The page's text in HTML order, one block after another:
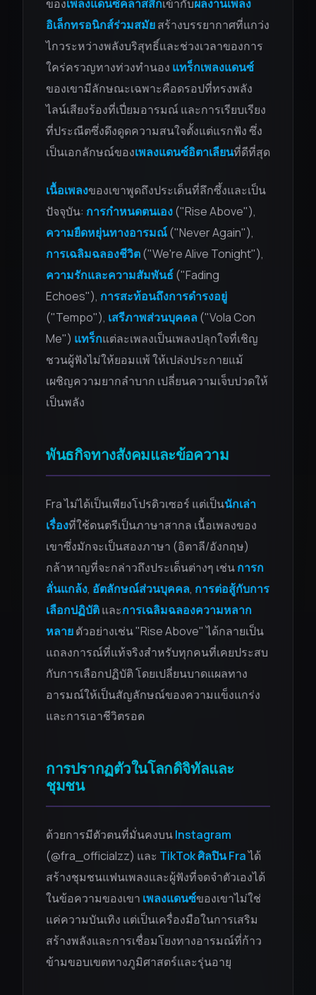
ของเพลงแดนซ์คลาสสิกเข้ากับผลงานเพลง
อิเล็กทรอนิกส์ร่วมสมัยสร้างบรรยากาศที่แกว่ง
ไกวระหว่างพลังบริสุทธิ์และช่วงเวลาของการ
ใคร่ครวญทางท่วงทำนอง แทร็กเพลงแดนซ์
ของเขามีลักษณะเฉพาะคือดรอปที่ทรงพลัง
ไลน์เสียงร้องที่เปี่ยมอารมณ์ และการเรียบเรียง
ที่ประณีตซึ่งดึงดูดความสนใจตั้งแต่แรกฟัง ซึ่ง
เป็นเอกลักษณ์ของเพลงแดนซ์อิตาเลียนที่ดีที่สุด
เนื้อเพลงของเขาพูดถึงประเด็นที่ลึกซึ้งและเป็น
ปัจจุบัน: การกำหนดตนเอง("Rise Above"),
ความยืดหยุ่นทางอารมณ์("Never Again"),
การเฉลิมฉลองชีวิต("We're Alive Tonight"),
ความรักและความสัมพันธ์("Fading
Echoes"), การสะท้อนถึงการดำรงอยู่
("Tempo"), เสรีภาพส่วนบุคคล("Vola Con
Me") แทร็กแต่ละเพลงเป็นเพลงปลุกใจที่เชิญ
ชวนผู้ฟังไม่ให้ยอมแพ้ ให้เปล่งประกายแม้
เผชิญความยากลำบาก เปลี่ยนความเจ็บปวดให้
เป็นพลัง
พันธกิจทางสังคมและข้อความ
Fra ไม่ได้เป็นเพียงโปรดิวเซอร์ แต่เป็นนักเล่า
เรื่องที่ใช้ดนตรีเป็นภาษาสากล เนื้อเพลงของ
เขาซึ่งมักจะเป็นสองภาษา (อิตาลี/อังกฤษ)
กล้าหาญที่จะกล่าวถึงประเด็นต่างๆ เช่นการก
ลั่นแกล้ง, อัตลักษณ์ส่วนบุคคล, การต่อสู้กับการ
เลือกปฏิบัติและการเฉลิมฉลองความหลาก
หลายตัวอย่างเช่น "Rise Above" ได้กลายเป็น
แถลงการณ์ที่แท้จริงสำหรับทุกคนที่เคยประสบ
กับการเลือกปฏิบัติ โดยเปลี่ยนบาดแผลทาง
อารมณ์ให้เป็นสัญลักษณ์ของความแข็งแกร่ง
และการเอาชีวิตรอด
การปรากฏตัวในโลกดิจิทัลและ
ชุมชน
ด้วยการมีตัวตนที่มั่นคงบนInstagram
(@fra_officialzz) และ TikTokศิลปิน Fraได้
สร้างชุมชนแฟนเพลงและผู้ฟังที่จดจำตัวเองได้
ในข้อความของเขา เพลงแดนซ์ของเขาไม่ใช่
แค่ความบันเทิง แต่เป็นเครื่องมือในการเสริม
สร้างพลังและการเชื่อมโยงทางอารมณ์ที่ก้าว
ข้ามขอบเขตทางภูมิศาสตร์และรุ่นอายุ